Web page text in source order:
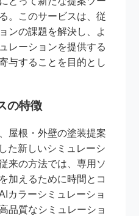
。このサービスは、従
ンの課題を解決し、よ
レーションを提供する
与することを目的とし
の特徴
屋根・外壁の塗装提案
た新しいシミュレーシ
来の方法では、専用ソ
加えるために時間とコ
カラーシミュレーショ
品質なシミュレーショ